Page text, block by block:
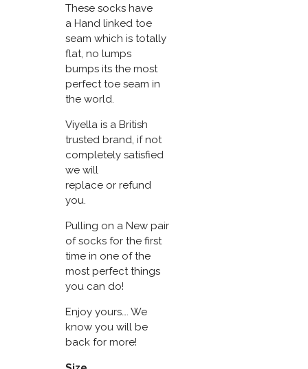
These socks have
a Hand linked toe
seam which is totally
flat, no lumps
bumps its the most
perfect toe seam in
the world.
Viyella is a British
trusted brand, if not
completely satisfied
we will
replace or refund
you.
Pulling on a New pair
of socks for the first
time in one of the
most perfect things
you can do!
Enjoy yours…. We
know you will be
back for more!